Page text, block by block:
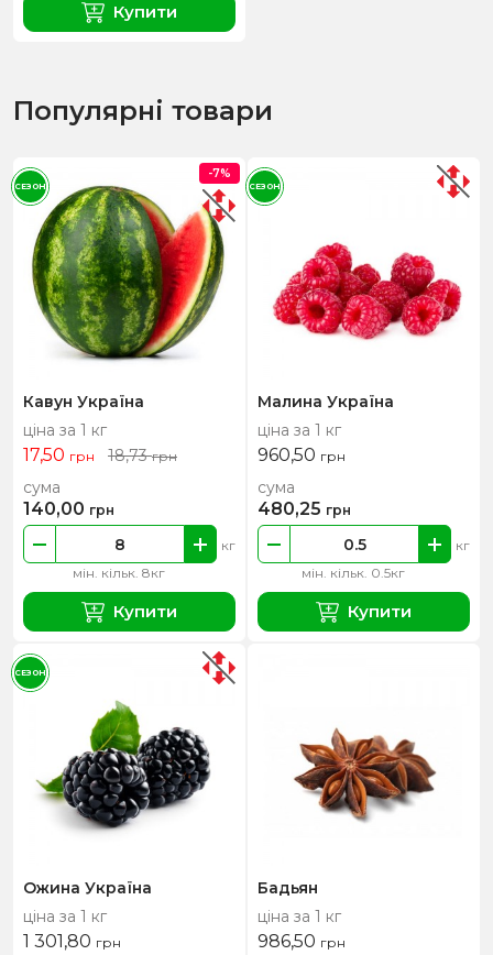
Купити
Популярні товари
Кавун Україна
ціна за 1 кг
17,50 грн 18,73грн
мін. кільк. 8кг
кг
сума
140,00 грн
Купити
-7%
СЕЗОН
Малина Україна
ціна за 1 кг
960,50 грн
мін. кільк. 0.5кг
кг
сума
480,25 грн
Купити
СЕЗОН
Ожина Україна
ціна за 1 кг
1 301,80 грн
СЕЗОН
Бадьян
ціна за 1 кг
986,50 грн